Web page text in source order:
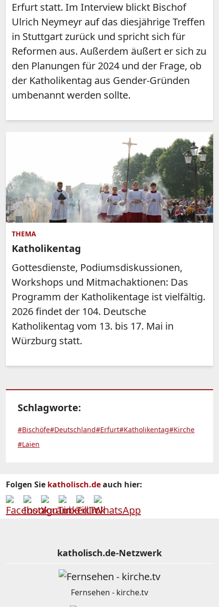
Erfurt statt. Im Interview blickt Bischof
Ulrich Neymeyr auf das diesjährige Treffen
in Stuttgart zurück und spricht sich für
Reformen aus. Außerdem äußert er sich zu
den Planungen für 2024 und der Frage, ob
der Katholikentag aus Gender-Gründen
umbenannt werden sollte.
THEMA
Katholikentag
Gottesdienste, Podiumsdiskussionen,
Workshops und Mitmachaktionen: Das
Programm der Katholikentage ist vielfältig.
2026 findet der 104. Deutsche
Katholikentag vom 13. bis 17. Mai in
Würzburg statt.
Schlagworte:
#Bischöfe#Deutschland#Erfurt#Katholikentag#Kirche
#Laien
Folgen Sie katholisch.deauch hier:
katholisch.de-Netzwerk
Fernsehen - kirche.tv